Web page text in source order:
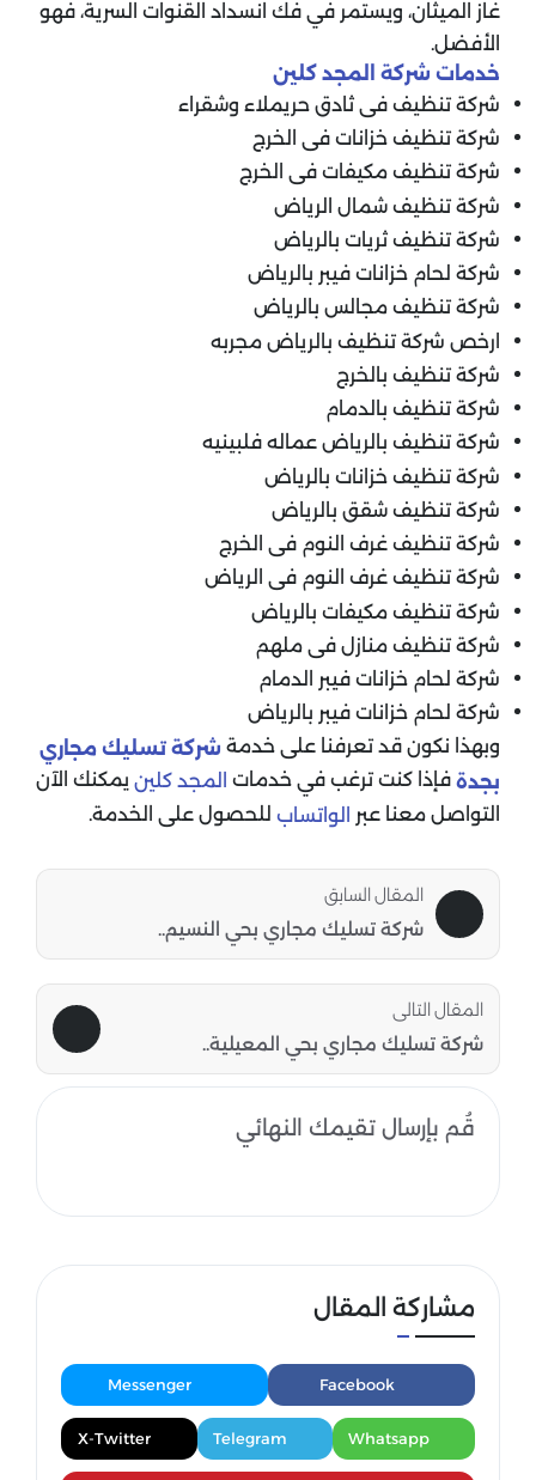
غاز الميثان، ويستمر في فك انسداد القنوات السرية، فهو
الأفضل.
خدمات شركة المجد كلين
شركة تنظيف فى ثادق حريملاء وشقراء
شركة تنظيف خزانات فى الخرج
شركة تنظيف مكيفات فى الخرج
شركة تنظيف شمال الرياض
شركة تنظيف ثريات بالرياض
شركة لحام خزانات فيبر بالرياض
شركة تنظيف مجالس بالرياض
ارخص شركة تنظيف بالرياض مجربه
شركة تنظيف بالخرج
شركة تنظيف بالدمام
شركة تنظيف بالرياض عماله فلبينيه
شركة تنظيف خزانات بالرياض
شركة تنظيف شقق بالرياض
شركة تنظيف غرف النوم فى الخرج
شركة تنظيف غرف النوم فى الرياض
شركة تنظيف مكيفات بالرياض
شركة تنظيف منازل فى ملهم
شركة لحام خزانات فيبر الدمام
شركة لحام خزانات فيبر بالرياض
وبهذا نكون قد تعرفنا على خدمة شركة تسليك مجاري
بجدة فإذا كنت ترغب في خدمات المجد كلين يمكنك الآن
التواصل معنا عبر
الواتساب للحصول على الخدمة.
المقال السابق
شركة تسليك مجاري بحي النسيم..
المقال التالى
شركة تسليك مجاري بحي المعيلية..
قُم بإرسال تقيمك النهائي
مشاركة المقال
Facebook
Messenger
Whatsapp
Telegram
X-Twitter